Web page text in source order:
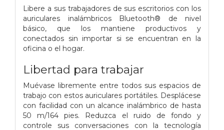
Libere a sus trabajadores de sus escritorios con los
auriculares inalámbricos Bluetooth® de nivel
básico, que los mantiene productivos y
conectados sin importar si se encuentran en la
oficina o el hogar.
Libertad para trabajar
Muévase libremente entre todos sus espacios de
trabajo con estos auriculares portátiles. Desplácese
con facilidad con un alcance inalámbrico de hasta
50 m/164 pies. Reduzca el ruido de fondo y
controle sus conversaciones con la tecnología